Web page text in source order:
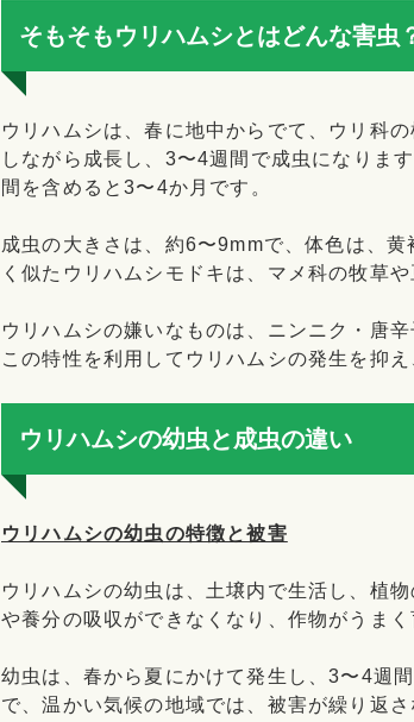
そもそもウリハムシとはどんな害虫
ウリハムシは、春に地中からでて、ウリ科
しながら成長し、3〜4週間で成虫になりま
間を含めると3〜4か月です。
成虫の大きさは、約6〜9mmで、体色は、
く似たウリハムシモドキは、マメ科の牧草や
ウリハムシの嫌いなものは、ニンニク・唐
この特性を利用してウリハムシの発生を抑
ウリハムシの幼虫と成虫の違い
ウリハムシの幼虫の特徴と被害
ウリハムシの幼虫は、土壌内で生活し、植
や養分の吸収ができなくなり、作物がうまく
幼虫は、春から夏にかけて発生し、3〜4週
で、温かい気候の地域では、被害が繰り返さ